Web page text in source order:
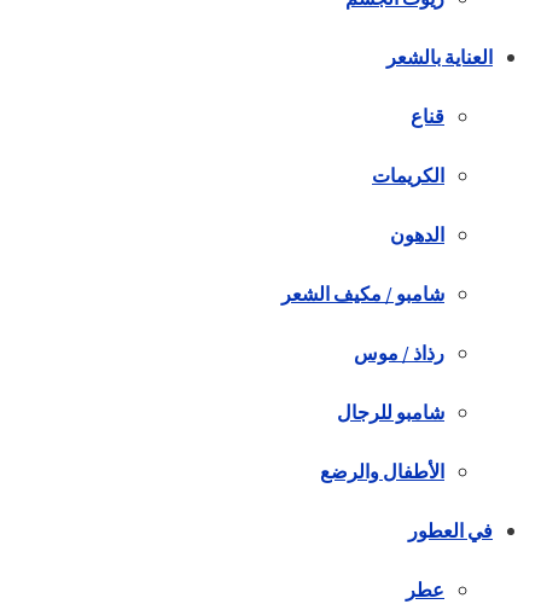
العناية بالشعر
قناع
الكريمات
الدهون
شامبو / مكيف الشعر
رذاذ / موس
شامبو للرجال
الأطفال والرضع
في العطور
عطر